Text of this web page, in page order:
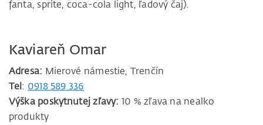
fanta, sprite, coca-cola light, ľadový čaj).
Kaviareň Omar
Adresa: Mierové námestie, Trenčín
Tel: 0918 589 336
Výška poskytnutej zľavy: 10 % zľava na nealko
produkty